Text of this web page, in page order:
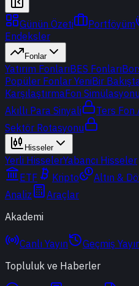
Günün Özeti Portföyüm
Endeksler
Fonlar
Yatırım FonlarıBES Fonları
Popüler Fonlar YeniBir
KarşılaştırmaFon Simülasyonu
Akıllı Para Sinyali
Ters Fon
Sektör Rotasyonu
Hisseler
Yerli HisselerYabancı Hisseler
ETF
Kripto Altın &
Analiz
Araçlar
Akademi
Canlı Yayın Geçmiş
Topluluk ve Haberler